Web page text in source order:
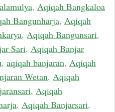
, Aqiqah Bangkaloa
Bangunharja, Aqiqah
, Aqiqah Bangunsari,
Sari, Aqiqah Banjar
, aqiqah banjaran, Aqiqah
Wetan, Aqiqah
, Aqiqah
, Aqiqah Banjarsari,